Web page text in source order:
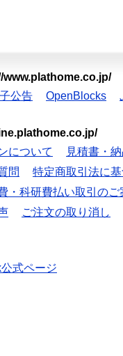
www.plathome.co.jp/
公告 OpenBlocks
について
見積書・
問
特定商取引法に
・科研費払い取引のご
ご注文の取り消し
式ページ